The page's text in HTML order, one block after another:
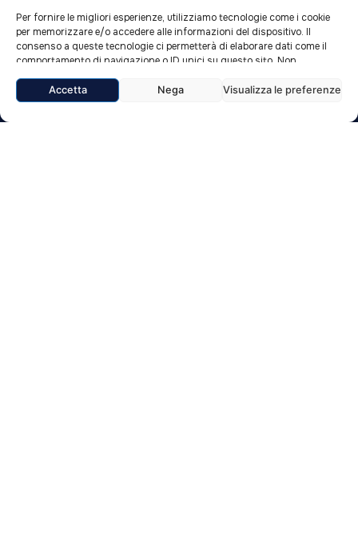
Per fornire le migliori esperienze, utilizziamo tecnologie come i cookie
per memorizzare e/o accedere alle informazioni del dispositivo. Il
consenso a queste tecnologie ci permetterà di elaborare dati come il
comportamento di navigazione o ID unici su questo sito. Non
caratteristiche e funzioni.
Accetta Nega Visualizza le preferenze